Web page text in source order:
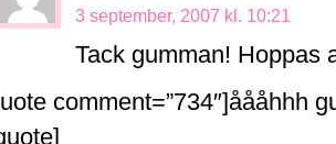
3 september, 2007 kl. 10:21
Tack gumman! Hoppas
comment=”734″]åååhhh